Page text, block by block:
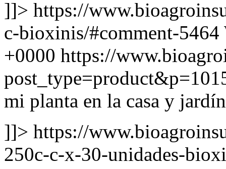
]]> https://
c-bioxinis/#comment-5464
+0000 https://
mi planta en la casa y jardín
]]> https://
250c-c-x-30-unidades-